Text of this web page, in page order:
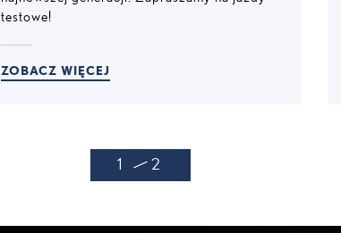
testowe!
ZOBACZ WIĘCEJ
1 2